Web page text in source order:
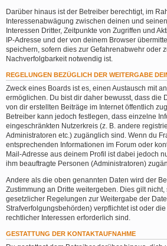
Darüber hinaus ist der Betreiber berechtigt, im
Interessenabwägung zwischen deinen und
Interessen Dritter, Zeitpunkte von Zugriffen und
IP-Adresse und der von deinem Browser
speichern, sofern dies zur Gefahrenabwehr oder
Nachverfolgbarkeit notwendig ist.
REGELUNGEN BEZÜGLICH DER WEITERGABE
Zweck eines Boards ist es, einen Austausch mit
ermöglichen. Du bist dir daher bewusst, dass die
von dir erstellten Beiträge im Internet öffentlich
Betreiber kann jedoch festlegen, dass einzelne
eingeschränkten Nutzerkreis (z. B. andere
Administratoren etc.) zugänglich sind. Wenn du
entsprechenden Informationen im Forum oder
Mail-Adresse aus deinem Profil ist dabei jedoch
ihm beauftragte Personen (Administratoren)
Andere als die oben genannten Daten wird der
Zustimmung an Dritte weitergeben. Dies gilt nicht,
gesetzlicher Regelungen zur Weitergabe der
Strafverfolgungsbehörden) verpflichtet ist oder
rechtlicher Interessen erforderlich sind.
GESTATTUNG DER KONTAKTAUFNAHME